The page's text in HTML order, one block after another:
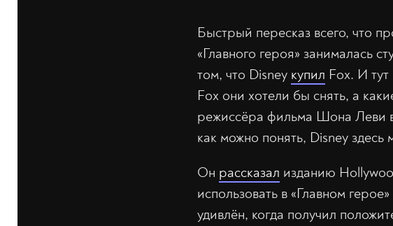
Быстрый пересказ всего, что
«Главного героя» занималась
том, что Disney купил Fox. И
Fox они хотели бы снять, а
режиссёра фильма Шона Леви
как можно понять, Disney здесь
Он рассказал изданию
использовать в «Главном
удивлён, когда получил